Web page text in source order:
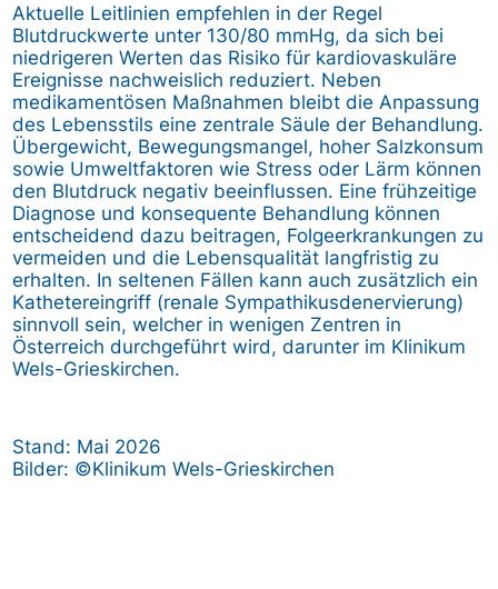
Aktuelle Leitlinien empfehlen in der Regel
Blutdruckwerte unter 130/80 mmHg, da sich bei
niedrigeren Werten das Risiko für kardiovaskuläre
Ereignisse nachweislich reduziert. Neben
medikamentösen Maßnahmen bleibt die Anpassung
des Lebensstils eine zentrale Säule der Behandlung.
Übergewicht, Bewegungsmangel, hoher Salzkonsum
sowie Umweltfaktoren wie Stress oder Lärm können
den Blutdruck negativ beeinflussen. Eine frühzeitige
Diagnose und konsequente Behandlung können
entscheidend dazu beitragen, Folgeerkrankungen zu
vermeiden und die Lebensqualität langfristig zu
erhalten. In seltenen Fällen kann auch zusätzlich ein
Kathetereingriff (renale Sympathikusdenervierung)
sinnvoll sein, welcher in wenigen Zentren in
Österreich durchgeführt wird, darunter im Klinikum
Wels-Grieskirchen.
Stand: Mai 2026
Bilder: ©Klinikum Wels-Grieskirchen